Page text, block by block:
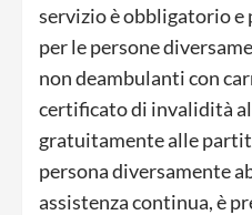
servizio è obbligatorio e
per le persone
non deambulanti con
certificato di invalidità
gratuitamente alle
persona diversamente
assistenza continua, è